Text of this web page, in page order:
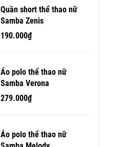
Quần short thể thao nữ
Samba Zenis
190.000₫
Áo polo thể thao nữ
Samba Verona
279.000₫
Áo polo thể thao nữ